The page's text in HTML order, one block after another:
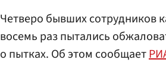
Четверо бывших сотрудников
восемь раз пытались
о пытках. Об этом сообщает